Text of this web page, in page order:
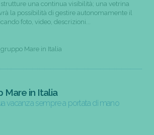
una continua visibilità; una vetrina
la possibilità di gestire autonomamente il
foto, video, descrizioni...
Mare in Italia
Mare in Italia
vacanza sempre a portata di mano